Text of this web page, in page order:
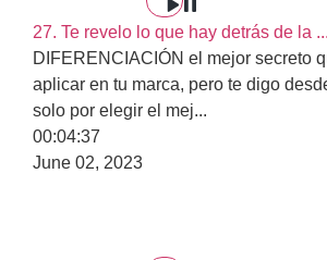
27. Te revelo lo que hay detrás de la ...
DIFERENCIACIÓN el mejor secreto
aplicar en tu marca, pero te digo
solo por elegir el mej...
00:04:37
June 02, 2023